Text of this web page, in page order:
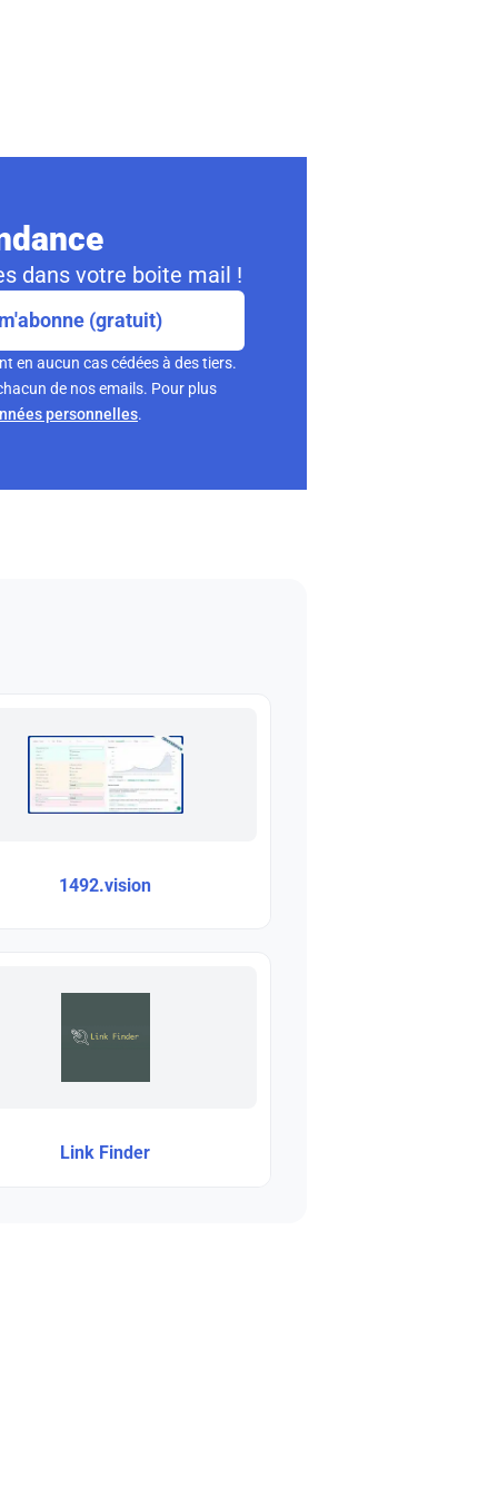
dans votre boite mail !
(gratuit)
en aucun cas cédées à des tiers.
de nos emails. Pour plus
personnelles.
1492.vision
Link Finder